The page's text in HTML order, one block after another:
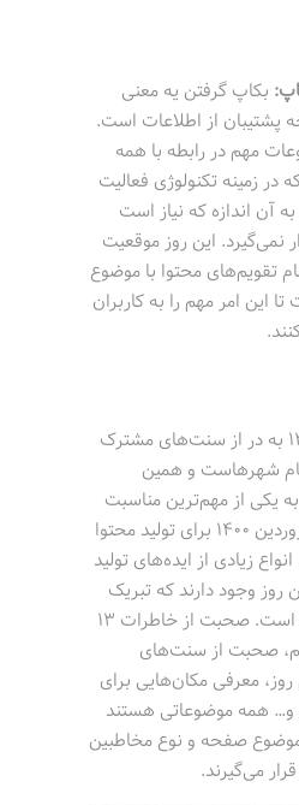
بکاپ گرفتن یه معنی
پشتیبان از اطلاعات است.
مهم در رابطه با همه
در زمینه تکنولوژی فعالیت
به آن اندازه که نیاز است
نمی‌گیرد. این روز موقعیت
تقویم‌های محتوا با موضوع
این امر مهم را به کاربران
13 به در از سنت‌های مشترک
شهرهاست و همین
یکی از مهم‌ترین مناسبت
های تقویم فروردین 1400 برای تولید محتوا
زیادی از ایده‌های تولید
روز وجود دارند که تبریک
ساده‌ترین راه است. صحبت از خاطرات 13
صحبت از سنت‌های
معرفی مکان‌هایی برای
و… همه موضوعاتی هستند
صفحه و نوع مخاطبین
می‌گیرند.